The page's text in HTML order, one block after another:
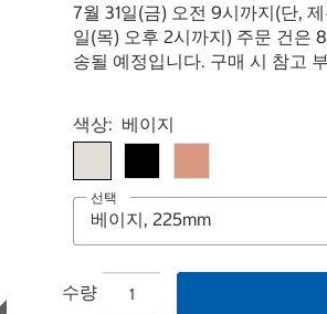
7월 31일(금) 오전 9시까지(단,
일(목) 오후 2시까지) 주문 건은
송될 예정입니다. 구매 시 참고
Select product
색상: 베이지
선택
수량